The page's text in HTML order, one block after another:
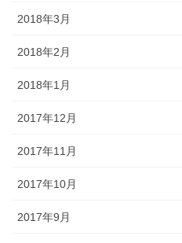
2018年3月
2018年2月
2018年1月
2017年12月
2017年11月
2017年10月
2017年9月